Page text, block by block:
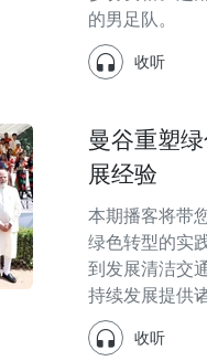
的男足队。
收听
曼谷重塑
展经验
本期播客将带
绿色转型的实
到发展清洁交
持续发展提供
收听